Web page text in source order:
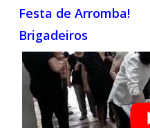
Festa de Arromba!
Brigadeiros